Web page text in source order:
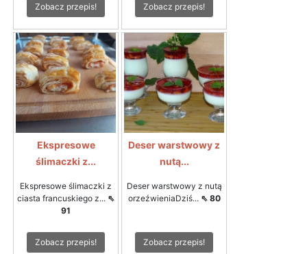
Zobacz przepis! Zobacz przepis!
Ekspresowe
ślimaczki z...
Ekspresowe ślimaczki z
ciasta francuskiego z... ⇖
91
Zobacz przepis!
Deser warstwowy z
nutą...
Deser warstwowy z nutą
orzeźwieniaDziś... ⇖ 80
Zobacz przepis!